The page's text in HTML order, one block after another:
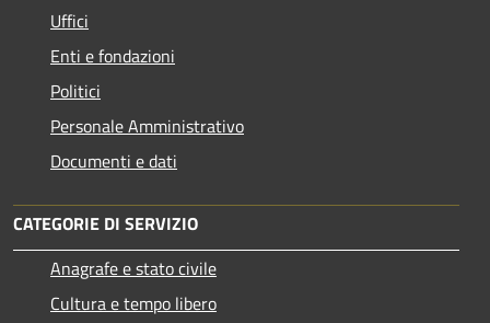
Uffici
Enti e fondazioni
Politici
Personale Amministrativo
Documenti e dati
CATEGORIE DI SERVIZIO
Anagrafe e stato civile
Cultura e tempo libero